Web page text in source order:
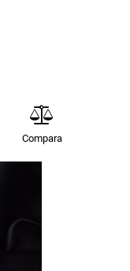
Compara